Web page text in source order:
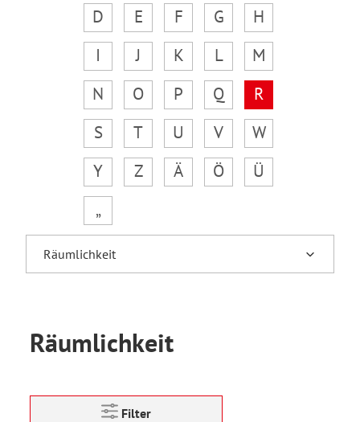
D
E F G
H
I
J K L
M
N
O P Q
R
S
T U V
W
Y
Z Ä Ö
Ü
„
Räumlichkeit
Filter